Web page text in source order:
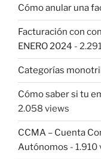
Cómo anular una
Facturación con
ENERO 2024 -
Categorías
Cómo saber si tu
2.058 views
CCMA – Cuenta
Autónomos - 1.910